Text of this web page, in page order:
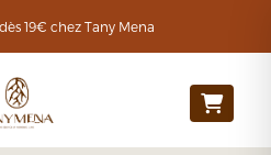
19€ chez Tany Mena